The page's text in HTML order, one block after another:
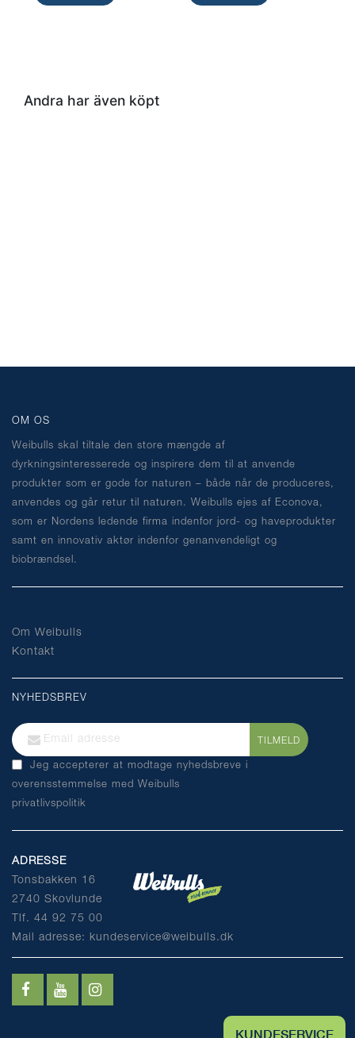
KUNDESERVICE
Andra har även köpt
OM OS
Weibulls skal tiltale den store mængde af
dyrkningsinteresserede og inspirere dem til at anvende
produkter som er gode for naturen – både når de produceres,
anvendes og går retur til naturen. Weibulls ejes af Econova,
som er Nordens ledende firma indenfor jord- og haveprodukter
samt en innovativ aktør indenfor genanvendeligt og
biobrændsel.
Om Weibulls
Kontakt
NYHEDSBREV
Tilmeld
dig
vores
nyhedsbrev:
Jeg accepterer at modtage nyhedsbreve i
overensstemmelse med Weibulls
privatlivspolitik
TILMELD
ADRESSE
Tonsbakken 16
2740 Skovlunde
Tlf. 44 92 75 00
Mail adresse: kundeservice@weibulls.dk